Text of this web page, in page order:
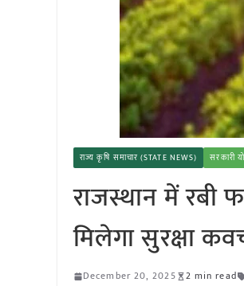
राज्य कृषि समाचार (STATE NEWS) सरकारी
राजस्थान में रबी
मिलेगा सुरक्षा
December 20, 2025 2 min read